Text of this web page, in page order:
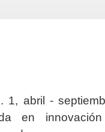
1, abril -
en